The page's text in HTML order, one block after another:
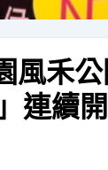
風禾
連續